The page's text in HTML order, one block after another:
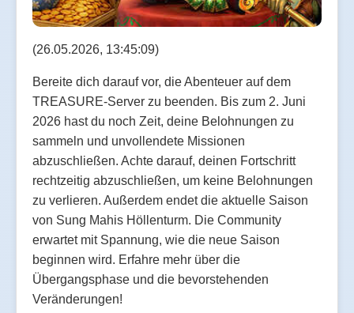
(26.05.2026, 13:45:09)
Bereite dich darauf vor, die Abenteuer auf dem
TREASURE-Server zu beenden. Bis zum 2. Juni
2026 hast du noch Zeit, deine Belohnungen zu
sammeln und unvollendete Missionen
abzuschließen. Achte darauf, deinen Fortschritt
rechtzeitig abzuschließen, um keine Belohnungen
zu verlieren. Außerdem endet die aktuelle Saison
von Sung Mahis Höllenturm. Die Community
erwartet mit Spannung, wie die neue Saison
beginnen wird. Erfahre mehr über die
Übergangsphase und die bevorstehenden
Veränderungen!